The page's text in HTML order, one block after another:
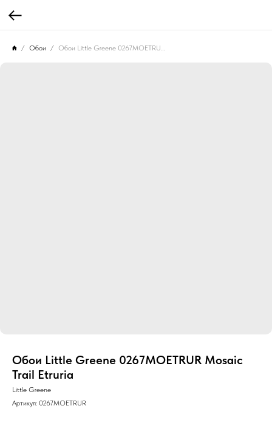
Обои Обои Little Greene 0267MOETRUR Mosaic Trail Etruria
Обои Little Greene 0267MOETRUR Mosaic
Trail Etruria
Little Greene
Артикул: 0267MOETRUR